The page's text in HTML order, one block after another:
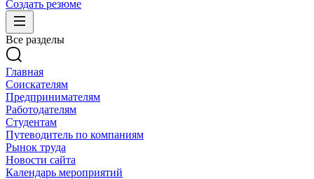
Создать резюме
Все разделы
Главная
Соискателям
Предпринимателям
Работодателям
Студентам
Путеводитель по компаниям
Рынок труда
Новости сайта
Календарь мероприятий